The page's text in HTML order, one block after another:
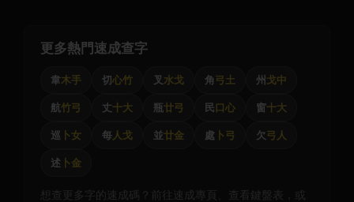
更多熱門速成查字
韋木手 切心竹 叉 水戈 角弓土 州 戈中
航竹弓 丈十大 瓶廿弓 民口心 窗十大
巡 卜女 每人戈 並廿金 處 卜弓 欠弓人
述 卜金
想查更多字的速成碼？前往速成專頁、查看鍵盤表，或